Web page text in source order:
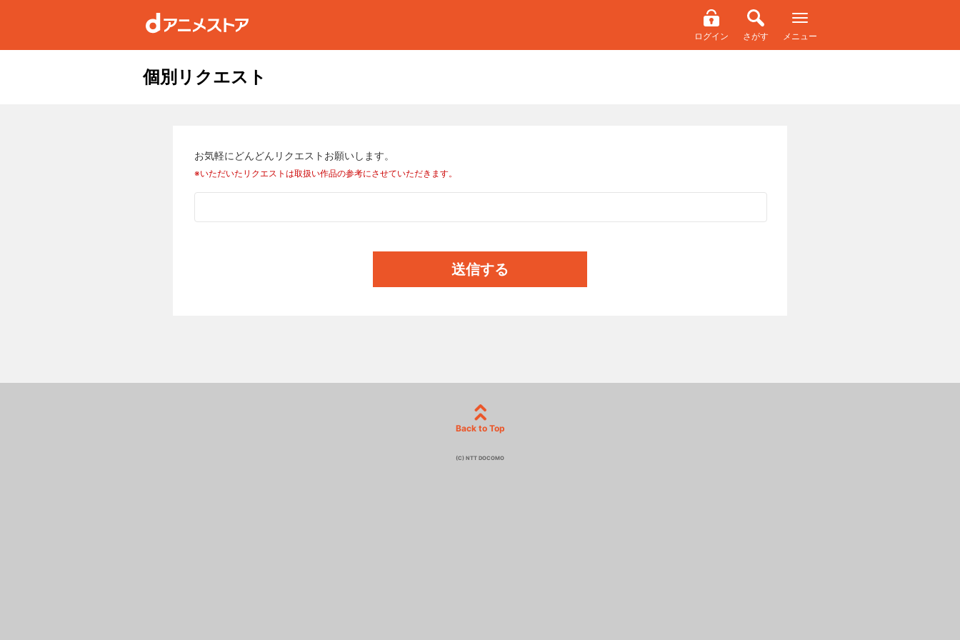
ログイン さがす メニュー
個別リクエスト
お気軽にどんどんリクエストお願いします。
※いただいたリクエストは取扱い作品の参考にさせていただきます。
送信する
Back to Top
(C) NTT DOCOMO